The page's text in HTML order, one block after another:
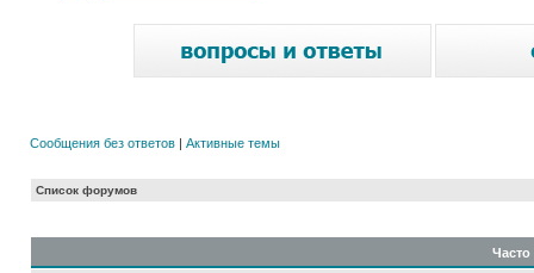
Сообщения без ответов | Активные темы
Список форумов